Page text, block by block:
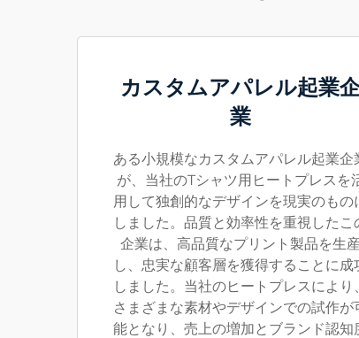
カスタムアパレル起業
業
ある小規模なカスタムアパレル起業企
が、当社のTシャツ用ヒートプレスを
用して独創的なデザインを現実のもの
しました。品質と効率性を重視したこ
企業は、高品質なプリント製品を生産
し、忠実な顧客層を獲得することに成
しました。当社のヒートプレスにより、
さまざまな素材やデザインでの試作が
能となり、売上の増加とブランド認知